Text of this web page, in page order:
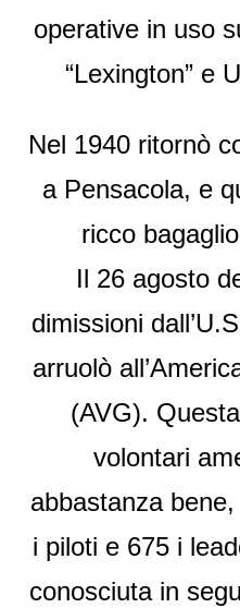
operative in uso
“Lexington” e
Nel 1940 ritornò
a Pensacola, e
ricco
Il 26 agosto
dimissioni
arruolò
(AVG).
volontari
abbastanza
i piloti e 675 i
conosciuta in